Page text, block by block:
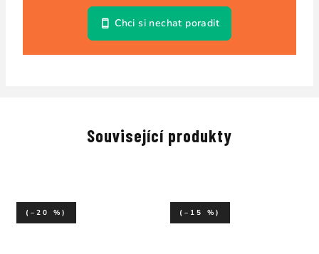
Chci si nechat poradit
Související produkty
(–20 %) (–15 %)